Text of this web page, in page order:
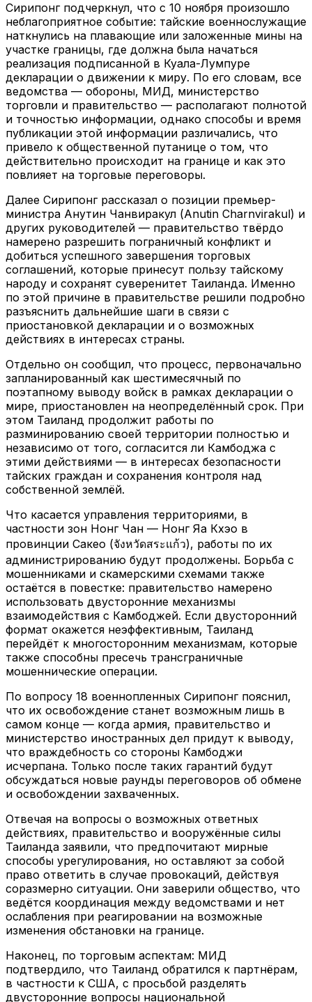
Сирипонг подчеркнул, что с 10 ноября произошло
неблагоприятное событие: тайские военнослужащие
наткнулись на плавающие или заложенные мины на
участке границы, где должна была начаться
реализация подписанной в Куала-Лумпуре
декларации о движении к миру. По его словам, все
ведомства — обороны, МИД, министерство
торговли и правительство — располагают полнотой
и точностью информации, однако способы и время
публикации этой информации различались, что
привело к общественной путанице о том, что
действительно происходит на границе и как это
повлияет на торговые переговоры.
Далее Сирипонг рассказал о позиции премьер-
министра Анутин Чанвиракул (Anutin Charnvirakul) и
других руководителей — правительство твёрдо
намерено разрешить пограничный конфликт и
добиться успешного завершения торговых
соглашений, которые принесут пользу тайскому
народу и сохранят суверенитет Таиланда. Именно
по этой причине в правительстве решили подробно
разъяснить дальнейшие шаги в связи с
приостановкой декларации и о возможных
действиях в интересах страны.
Отдельно он сообщил, что процесс, первоначально
запланированный как шестимесячный по
поэтапному выводу войск в рамках декларации о
мире, приостановлен на неопределённый срок. При
этом Таиланд продолжит работы по
разминированию своей территории полностью и
независимо от того, согласится ли Камбоджа с
этими действиями — в интересах безопасности
тайских граждан и сохранения контроля над
собственной землёй.
Что касается управления территориями, в
частности зон Нонг Чан — Нонг Яа Кхэо в
провинции Сакео (จังหวัดสระแก้ว), работы по их
администрированию будут продолжены. Борьба с
мошенниками и скамерскими схемами также
остаётся в повестке: правительство намерено
использовать двусторонние механизмы
взаимодействия с Камбоджей. Если двусторонний
формат окажется неэффективным, Таиланд
перейдёт к многосторонним механизмам, которые
также способны пресечь трансграничные
мошеннические операции.
По вопросу 18 военнопленных Сирипонг пояснил,
что их освобождение станет возможным лишь в
самом конце — когда армия, правительство и
министерство иностранных дел придут к выводу,
что враждебность со стороны Камбоджи
исчерпана. Только после таких гарантий будут
обсуждаться новые раунды переговоров об обмене
и освобождении захваченных.
Отвечая на вопросы о возможных ответных
действиях, правительство и вооружённые силы
Таиланда заявили, что предпочитают мирные
способы урегулирования, но оставляют за собой
право ответить в случае провокаций, действуя
соразмерно ситуации. Они заверили общество, что
ведётся координация между ведомствами и нет
ослабления при реагировании на возможные
изменения обстановки на границе.
Наконец, по торговым аспектам: МИД
подтвердило, что Таиланд обратился к партнёрам,
в частности к США, с просьбой разделять
двусторонние вопросы национальной